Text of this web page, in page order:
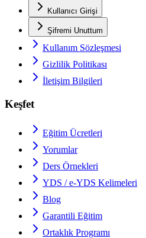
Kullanıcı Girişi
Şifremi Unuttum
Kullanım Sözleşmesi
Gizlilik Politikası
İletişim Bilgileri
Keşfet
Eğitim Ücretleri
Yorumlar
Ders Örnekleri
YDS / e-YDS Kelimeleri
Blog
Garantili Eğitim
Ortaklık Programı